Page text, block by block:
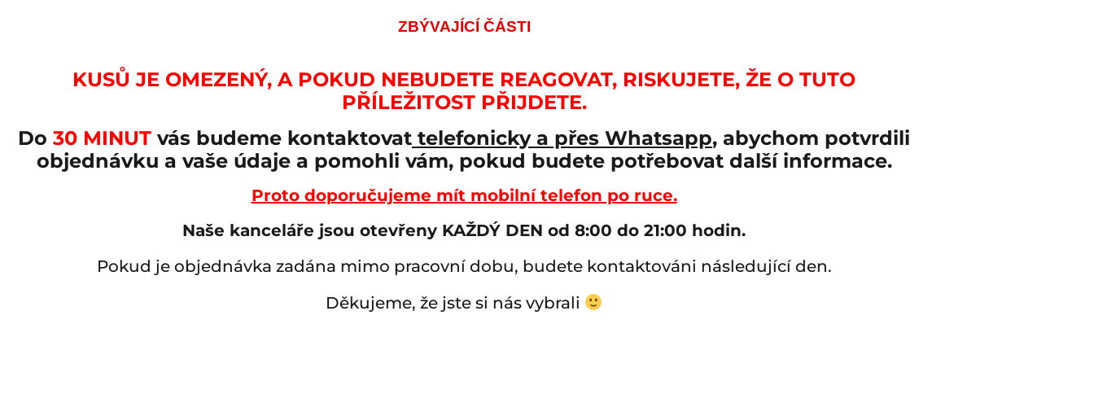
ZBÝVAJÍCÍ ČÁSTI
KUSŮ JE OMEZENÝ, A POKUD NEBUDETE REAGOVAT, RISKUJETE, ŽE O TUTO
PŘÍLEŽITOST PŘIJDETE.
Do 30 MINUT vás budeme kontaktovat telefonicky a přes Whatsapp, abychom potvrdili
objednávku a vaše údaje a pomohli vám, pokud budete potřebovat další informace.
Proto doporučujeme mít mobilní telefon po ruce.
Naše kanceláře jsou otevřeny KAŽDÝ DEN od 8:00 do 21:00 hodin.
Pokud je objednávka zadána mimo pracovní dobu, budete kontaktováni následující den.
Děkujeme, že jste si nás vybrali